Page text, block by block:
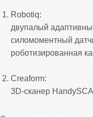
Robotiq:
двупалый
силомоментный
роботизированная
Creaform:
3D-сканер